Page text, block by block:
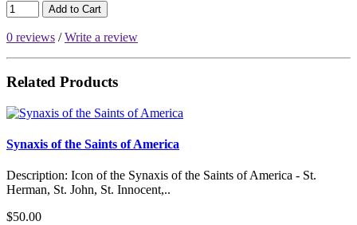
Add to Cart
0 reviews /Write a review
Related Products
Synaxis of the Saints of America
Description: Icon of the Synaxis of the Saints of America - St.
Herman, St. John, St. Innocent,..
$50.00